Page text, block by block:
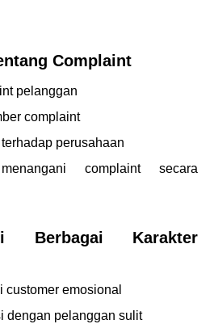
Complaint
pelanggan
complaint
perusahaan
complaint secara
Berbagai Karakter
customer emosional
dengan pelanggan sulit